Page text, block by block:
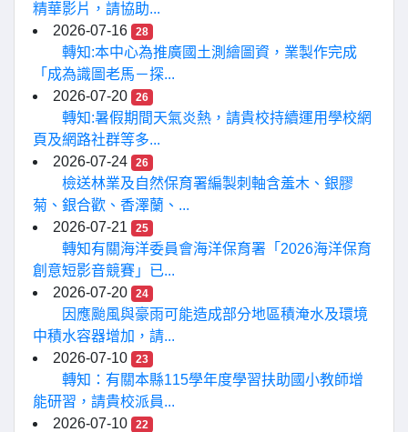
精華影片，請協助...
2026-07-16
28
轉知:本中心為推廣國土測繪圖資，業製作完成
「成為識圖老馬－探...
2026-07-20
26
轉知:暑假期間天氣炎熱，請貴校持續運用學校網
頁及網路社群等多...
2026-07-24
26
檢送林業及自然保育署編製刺軸含羞木、銀膠
菊、銀合歡、香澤蘭、...
2026-07-21
25
轉知有關海洋委員會海洋保育署「2026海洋保育
創意短影音競賽」已...
2026-07-20
24
因應颱風與豪雨可能造成部分地區積淹水及環境
中積水容器增加，請...
2026-07-10
23
轉知：有關本縣115學年度學習扶助國小教師增
能研習，請貴校派員...
2026-07-10
22